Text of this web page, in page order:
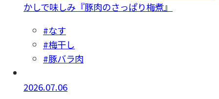
かしで味しみ『豚肉のさっぱり梅煮』
#なす
#梅干し
#豚バラ肉
2026.07.06